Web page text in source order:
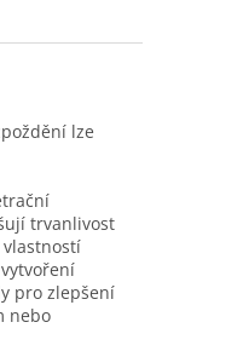
lze
trvanlivost
pro zlepšení
nebo